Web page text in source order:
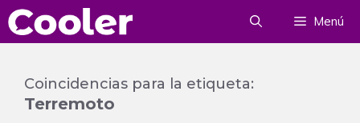
Saltar
al
Menú
Coincidencias para la etiqueta:
Terremoto